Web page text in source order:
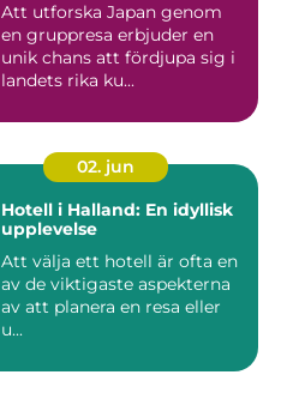
Att utforska Japan genom
en gruppresa erbjuder en
unik chans att fördjupa sig i
landets rika ku...
02. jun
Hotell i Halland: En idyllisk
upplevelse
Att välja ett hotell är ofta en
av de viktigaste aspekterna
av att planera en resa eller
u...